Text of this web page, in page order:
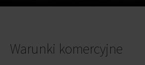
Warunki komercyjne